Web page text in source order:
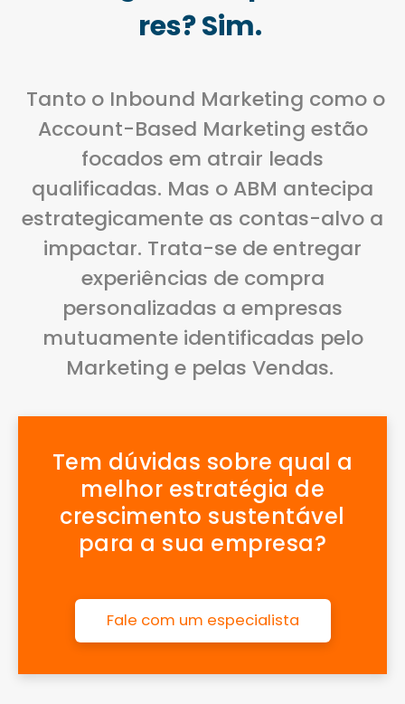
res? Sim.
Tanto o Inbound Marketing como o
Account-Based Marketing estão
focados em atrair leads
qualificadas. Mas o ABM antecipa
estrategicamente as contas-alvo a
impactar. Trata-se de entregar
experiências de compra
personalizadas a empresas
mutuamente identificadas pelo
Marketing e pelas Vendas.
Tem dúvidas sobre qual a
melhor estratégia de
crescimento sustentável
para a sua empresa?
Fale com um especialista